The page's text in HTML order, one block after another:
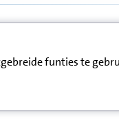
funties te